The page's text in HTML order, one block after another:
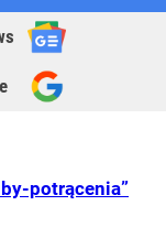
potrącenia”